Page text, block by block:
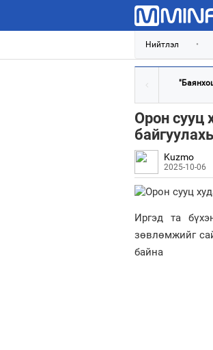
Нийтлэл •
Орон сууц
Kuzmo
2025-10-06
Иргэд та
зөвлөмжийг
байна